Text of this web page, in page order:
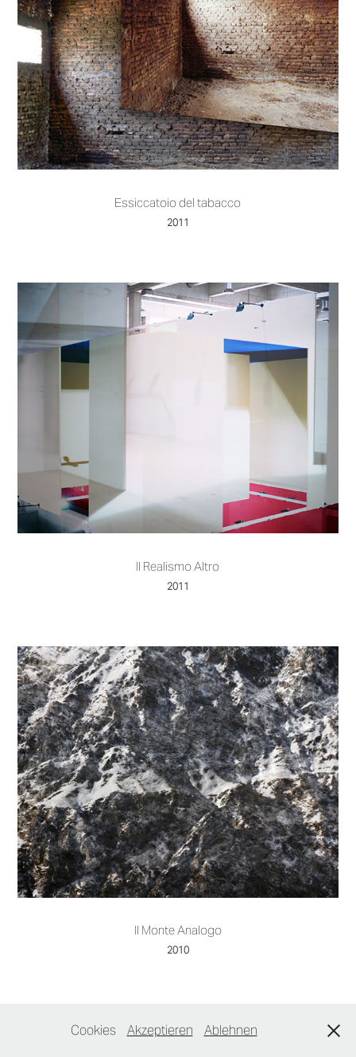
Essiccatoio del tabacco
2011
Il Realismo Altro
2011
Il Monte Analogo
2010
Cookies Akzeptieren Ablehnen